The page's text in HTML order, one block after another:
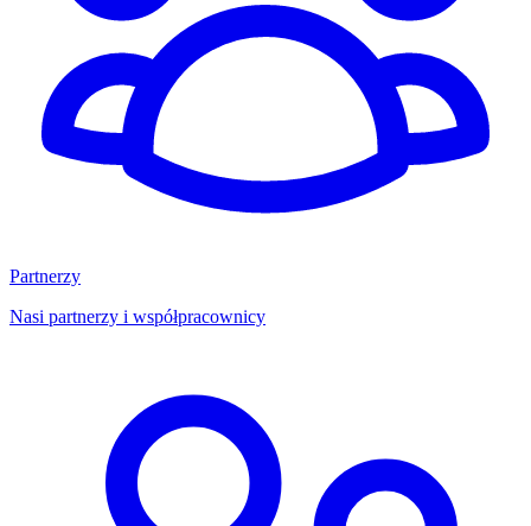
Partnerzy
Nasi partnerzy i współpracownicy